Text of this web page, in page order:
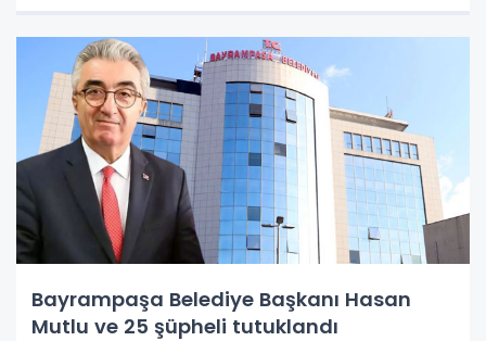
Bayrampaşa Belediye Başkanı Hasan
Mutlu ve 25 şüpheli tutuklandı